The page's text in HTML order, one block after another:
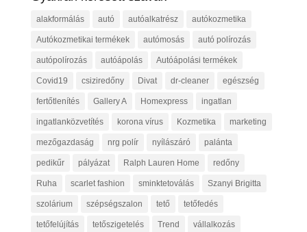
alakformálás autó autóalkatrész autókozmetika
Autókozmetikai termékek autómosás autó polírozás
autópolírozás autóápolás Autóápolási termékek
Covid19 csiziredőny Divat dr-cleaner egészség
fertőtlenítés Gallery A Homexpress ingatlan
ingatlanközvetítés korona vírus Kozmetika marketing
mezőgazdaság nrg polír nyílászáró palánta
pedikűr pályázat Ralph Lauren Home redőny
Ruha scarlet fashion sminktetoválás Szanyi Brigitta
szolárium szépségszalon tető tetőfedés
tetőfelújítás tetőszigetelés Trend vállalkozás